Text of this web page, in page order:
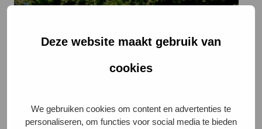
Deze website maakt gebruik van
cookies
We gebruiken cookies om content en advertenties te
personaliseren, om functies voor social media te bieden